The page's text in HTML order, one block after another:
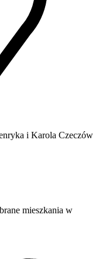
i Karola Czeczów
mieszkania w